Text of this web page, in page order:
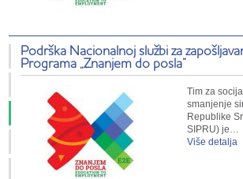
Podrška Nacionalnoj službi za
Programa „Znanjem do posla“
Tim za
smanjenje
Republike
SIPRU) je…
Više detalja